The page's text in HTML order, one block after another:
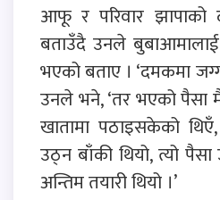
आफू र परिवार
बताउँदै उनले
भएको बताए । ‘दमकमा
उनले भने, ‘तर भएको पैसा
खातामा पठाइसकेको
उठ्न बाँकी थियो, त्यो
अन्तिम तयारी थियो ।’